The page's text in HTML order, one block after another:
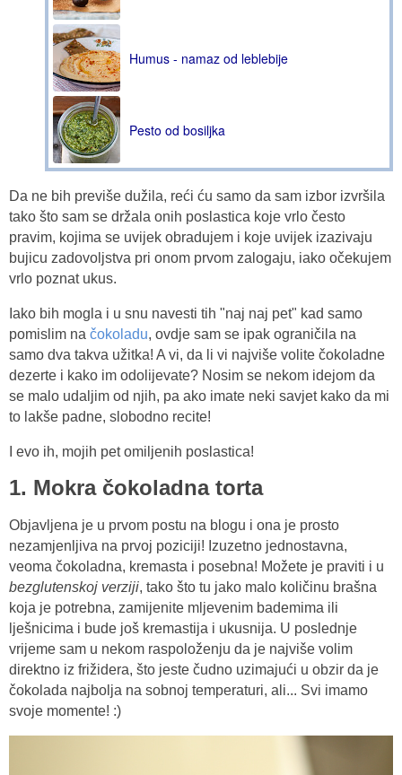
Humus - namaz od leblebije
Pesto od bosiljka
Da ne bih previše dužila, reći ću samo da sam izbor izvršila
tako što sam se držala onih poslastica koje vrlo često
pravim, kojima se uvijek obradujem i koje uvijek izazivaju
bujicu zadovoljstva pri onom prvom zalogaju, iako očekujem
vrlo poznat ukus.
Iako bih mogla i u snu navesti tih "naj naj pet" kad samo
pomislim na čokoladu, ovdje sam se ipak ograničila na
samo dva takva užitka! A vi, da li vi najviše volite čokoladne
dezerte i kako im odolijevate? Nosim se nekom idejom da
se malo udaljim od njih, pa ako imate neki savjet kako da mi
to lakše padne, slobodno recite!
I evo ih, mojih pet omiljenih poslastica!
1. Mokra čokoladna torta
Objavljena je u prvom postu na blogu i ona je prosto
nezamjenljiva na prvoj poziciji! Izuzetno jednostavna,
veoma čokoladna, kremasta i posebna! Možete je praviti i u
bezglutenskoj verziji, tako što tu jako malo količinu brašna
koja je potrebna, zamijenite mljevenim bademima ili
lješnicima i bude još kremastija i ukusnija. U poslednje
vrijeme sam u nekom raspoloženju da je najviše volim
direktno iz frižidera, što jeste čudno uzimajući u obzir da je
čokolada najbolja na sobnoj temperaturi, ali... Svi imamo
svoje momente! :)